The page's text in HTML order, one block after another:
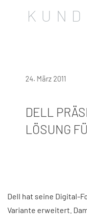
24. März 2011
DELL
LÖSUNG
Dell hat seine Digital-
Variante erweitert.